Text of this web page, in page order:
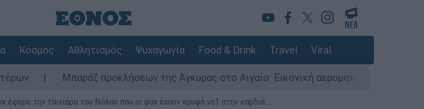
Κόσμος Αθλητισμός Ψυχαγωγία Food & Drink Travel Viral
Μπαράζ προκλήσεων της Άγκυρας στο Αιγαίο: Εικονική αερομαχία ανάμεσα σε ελληνικά
έφερε την ταινιάρα του Νόλαν που οι φαν έχουν κρυφό νο1 στην καρδιά...